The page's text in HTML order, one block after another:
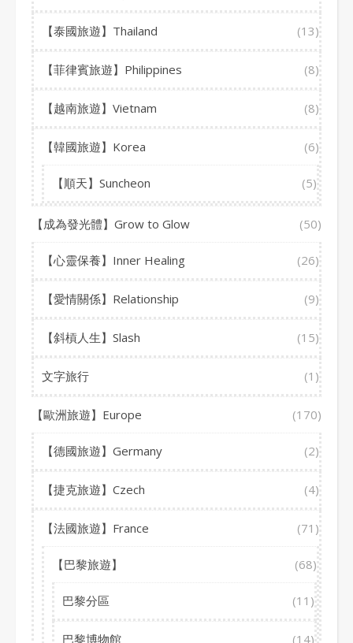
【泰國旅遊】Thailand (13)
【菲律賓旅遊】Philippines (8)
【越南旅遊】Vietnam (8)
【韓國旅遊】Korea (6)
【順天】Suncheon (5)
【成為發光體】Grow to Glow (50)
【心靈保養】Inner Healing (26)
【愛情關係】Relationship (9)
【斜槓人生】Slash (15)
文字旅行 (1)
【歐洲旅遊】Europe (170)
【德國旅遊】Germany (2)
【捷克旅遊】Czech (4)
【法國旅遊】France (71)
【巴黎旅遊】 (68)
巴黎分區 (11)
巴黎博物館 (14)